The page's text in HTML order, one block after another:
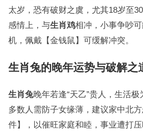
太岁，恐有破财之虞，尤其18岁至
感情上，与生肖鸡相冲，小事争吵
机，佩戴【金钱鼠】可缓解冲突。
生肖兔的晚年运势与破解之
生肖兔晚年若逢“天乙”贵人，生活
多数人需防子女缘薄，建议家中北
件】，以催旺家庭和睦，事业遭打